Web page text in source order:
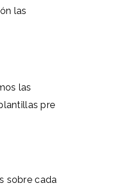
las
las
pre
sobre cada